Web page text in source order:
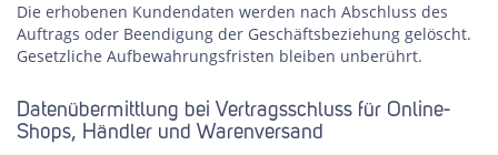
Die erhobenen Kundendaten werden nach Abschluss des
Auftrags oder Beendigung der Geschäftsbeziehung gelöscht.
Gesetzliche Aufbewahrungsfristen bleiben unberührt.
Datenübermittlung bei Vertragsschluss für Online-
Shops, Händler und Warenversand